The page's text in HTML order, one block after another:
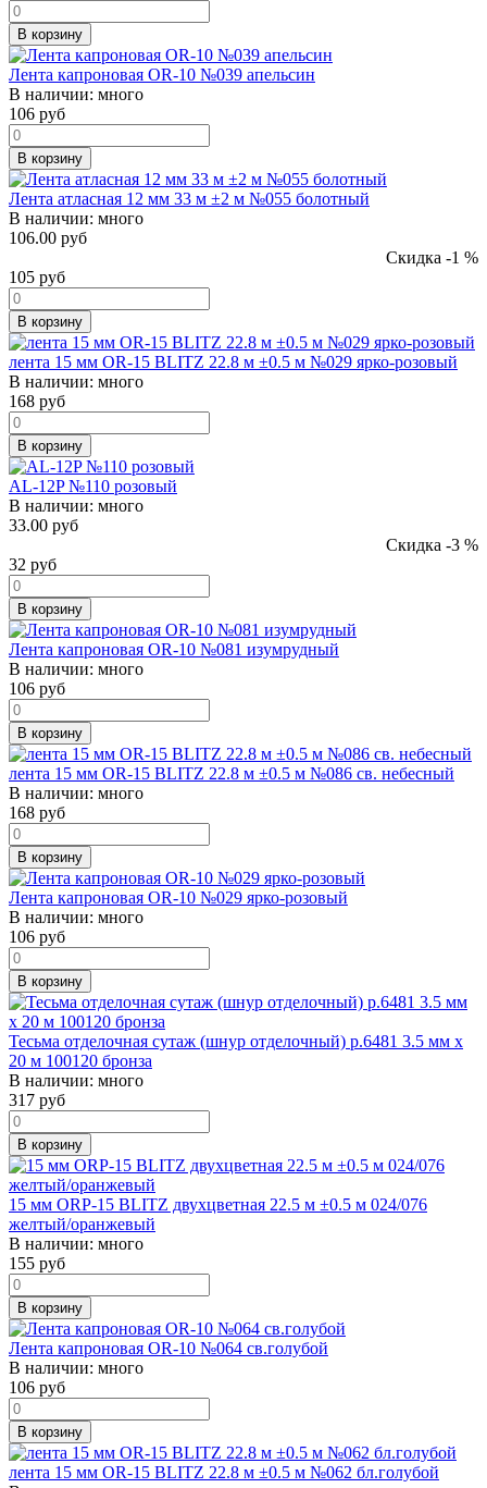
В корзину
Лента капроновая OR-10 №039 апельсин
В наличии: много
106 руб
В корзину
Лента атласная 12 мм 33 м ±2 м №055 болотный
В наличии: много
106.00 руб
Скидка -1 %
105 руб
В корзину
лента 15 мм OR-15 BLITZ 22.8 м ±0.5 м №029 ярко-розовый
В наличии: много
168 руб
В корзину
AL-12P №110 розовый
В наличии: много
33.00 руб
Скидка -3 %
32 руб
В корзину
Лента капроновая OR-10 №081 изумрудный
В наличии: много
106 руб
В корзину
лента 15 мм OR-15 BLITZ 22.8 м ±0.5 м №086 св. небесный
В наличии: много
168 руб
В корзину
Лента капроновая OR-10 №029 ярко-розовый
В наличии: много
106 руб
В корзину
Тесьма отделочная сутаж (шнур отделочный) р.6481 3.5 мм х
20 м 100120 бронза
В наличии: много
317 руб
В корзину
15 мм ORP-15 BLITZ двухцветная 22.5 м ±0.5 м 024/076
желтый/оранжевый
В наличии: много
155 руб
В корзину
Лента капроновая OR-10 №064 св.голубой
В наличии: много
106 руб
В корзину
лента 15 мм OR-15 BLITZ 22.8 м ±0.5 м №062 бл.голубой